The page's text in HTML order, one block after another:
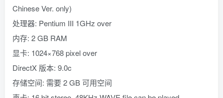
Chinese Ver. only)
处理器: Pentium III 1GHz over
内存: 2 GB RAM
显卡: 1024×768 pixel over
DirectX 版本: 9.0c
存储空间: 需要 2 GB 可用空间